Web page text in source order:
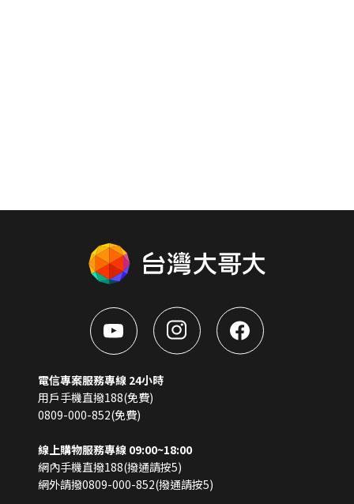
電信專案服務專線 24小時
用戶手機直撥188(免費)
0809-000-852(免費)
線上購物服務專線 09:00~18:00
網內手機直撥188(撥通請按5)
網外請撥0809-000-852(撥通請按5)